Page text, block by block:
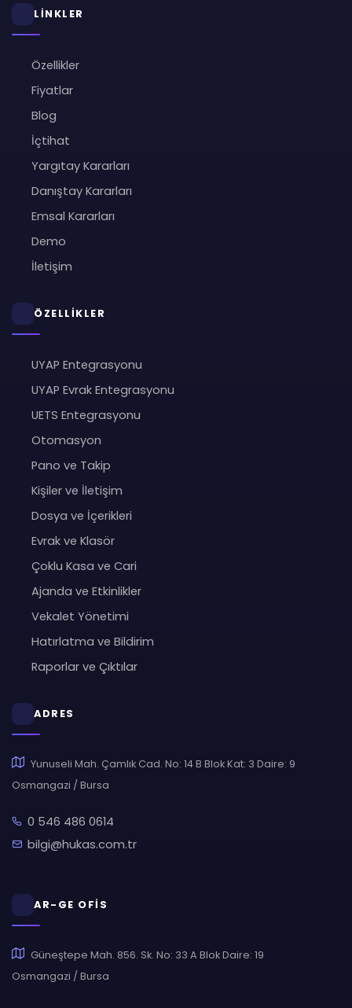
LİNKLER
Özellikler
Fiyatlar
Blog
İçtihat
Yargıtay Kararları
Danıştay Kararları
Emsal Kararları
Demo
İletişim
ÖZELLİKLER
UYAP Entegrasyonu
UYAP Evrak Entegrasyonu
UETS Entegrasyonu
Otomasyon
Pano ve Takip
Kişiler ve İletişim
Dosya ve İçerikleri
Evrak ve Klasör
Çoklu Kasa ve Cari
Ajanda ve Etkinlikler
Vekalet Yönetimi
Hatırlatma ve Bildirim
Raporlar ve Çıktılar
ADRES
Yunuseli Mah. Çamlık Cad. No: 14 B Blok Kat: 3 Daire: 9
Osmangazi / Bursa
0 546 486 0614
bilgi@hukas.com.tr
AR-GE OFİS
Güneştepe Mah. 856. Sk. No: 33 A Blok Daire: 19
Osmangazi / Bursa